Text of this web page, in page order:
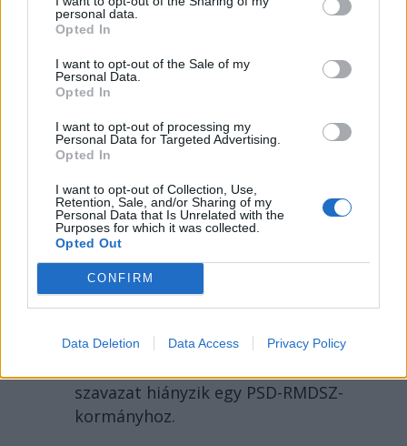
personal data.
Opted In
I want to opt-out of the Sale of my
Personal Data.
Opted In
I want to opt-out of processing my
Personal Data for Targeted Advertising.
Opted In
I want to opt-out of Collection, Use,
Retention, Sale, and/or Sharing of my
Personal Data that Is Unrelated with the
Purposes for which it was collected.
Opted Out
CONFIRM
Data Deletion Data Access Privacy Policy
2026. AUGUSZTUS 07., PÉNTEK
Több száz embert
verhetett át Untold-
belépőkkel egy
kolozsvári férfi – hírek
pénteken
A rendőrség vizsgálódik
Kolozsváron egy fesztiválbelépőkkel
ügyében, a károsultak között sok a
szavazat hiányzik egy PSD-RMDSZ-
kormányhoz.